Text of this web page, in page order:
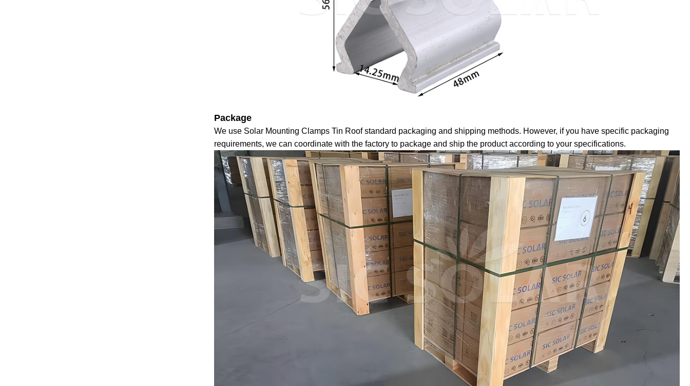
Package
We use Solar Mounting Clamps Tin Roof standard packaging and shipping methods. However, if you have specific packaging
requirements, we can coordinate with the factory to package and ship the product according to your specifications.